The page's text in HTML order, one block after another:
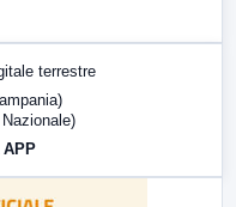
terrestre
APP